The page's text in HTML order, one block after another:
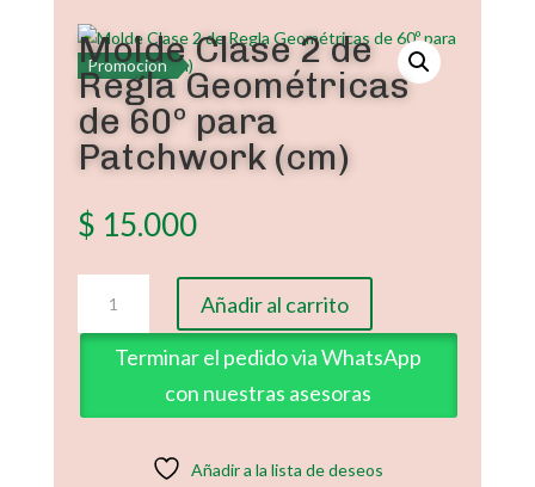
Promoción
Molde Clase 2 de
Regla Geométricas
de 60º para
Patchwork (cm)
$ 15.000
Clase
2
Geométricas
Añadir al carrito
Terminar el pedido via WhatsApp
con nuestras asesoras
Añadir a la lista de deseos